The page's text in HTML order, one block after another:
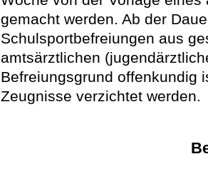
gemacht werden. Ab der
Schulsportbefreiungen aus
amtsärztlichen
Befreiungsgrund offenkundig
Zeugnisse verzichtet werden.